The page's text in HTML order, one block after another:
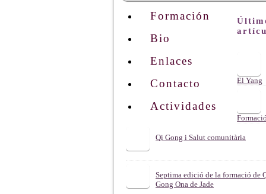
Formación
Bio
Enlaces
Contacto
Actividades
El Yang
Gong
Qi Gong i Salut comunitària
Septima edició de la formació de
Gong Ona de Jade